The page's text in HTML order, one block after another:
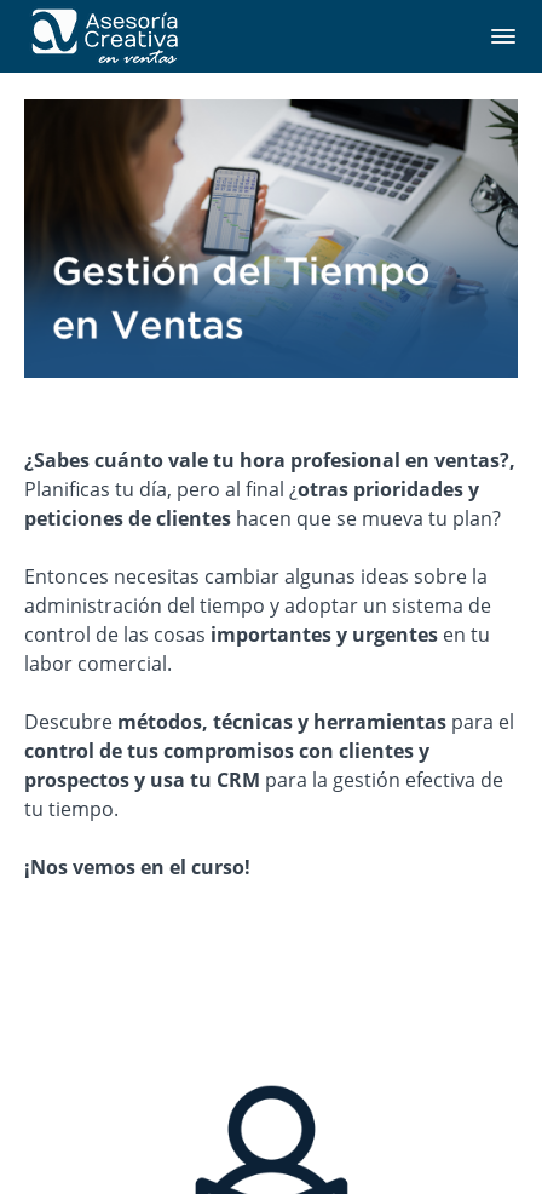
¿Sabes cuánto vale tu hora profesional en ventas?,
Planificas tu día, pero al final ¿otras prioridades y
peticiones de clientes hacen que se mueva tu plan?
Entonces necesitas cambiar algunas ideas sobre la
administración del tiempo y adoptar un sistema de
control de las cosas importantes y urgentes en tu
labor comercial.
Descubre métodos, técnicas y herramientas para el
control de tus compromisos con clientes y
prospectos y usa tu CRM para la gestión efectiva de
tu tiempo.
¡Nos vemos en el curso!